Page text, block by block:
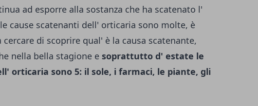
ad esporre alla sostanza che ha scatenato l'
cause scatenanti dell' orticaria sono molte, è
di scoprire qual' è la causa scatenante,
nella bella stagione e soprattutto d' estate le
orticaria sono 5: il sole, i farmaci, le piante, gli